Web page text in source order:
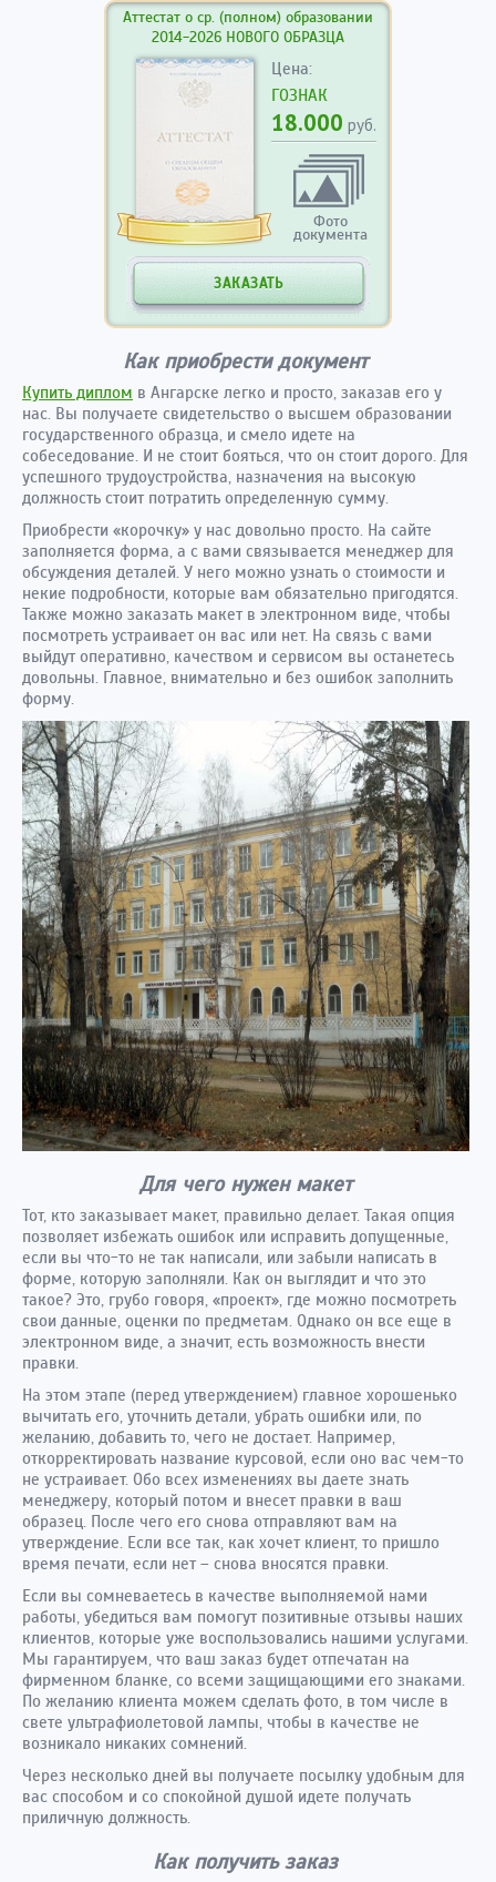
Аттестат о ср. (полном) образовании
2014-2026 НОВОГО ОБРАЗЦА
Цена:
ГОЗНАК
18.000 руб.
Фото
документа
ЗАКАЗАТЬ
Как приобрести документ
Купить диплом в Ангарске легко и просто, заказав его у
нас. Вы получаете свидетельство о высшем образовании
государственного образца, и смело идете на
собеседование. И не стоит бояться, что он стоит дорого. Для
успешного трудоустройства, назначения на высокую
должность стоит потратить определенную сумму.
Приобрести «корочку» у нас довольно просто. На сайте
заполняется форма, а с вами связывается менеджер для
обсуждения деталей. У него можно узнать о стоимости и
некие подробности, которые вам обязательно пригодятся.
Также можно заказать макет в электронном виде, чтобы
посмотреть устраивает он вас или нет. На связь с вами
выйдут оперативно, качеством и сервисом вы останетесь
довольны. Главное, внимательно и без ошибок заполнить
форму.
Для чего нужен макет
Тот, кто заказывает макет, правильно делает. Такая опция
позволяет избежать ошибок или исправить допущенные,
если вы что-то не так написали, или забыли написать в
форме, которую заполняли. Как он выглядит и что это
такое? Это, грубо говоря, «проект», где можно посмотреть
свои данные, оценки по предметам. Однако он все еще в
электронном виде, а значит, есть возможность внести
правки.
На этом этапе (перед утверждением) главное хорошенько
вычитать его, уточнить детали, убрать ошибки или, по
желанию, добавить то, чего не достает. Например,
откорректировать название курсовой, если оно вас чем-то
не устраивает. Обо всех изменениях вы даете знать
менеджеру, который потом и внесет правки в ваш
образец. После чего его снова отправляют вам на
утверждение. Если все так, как хочет клиент, то пришло
время печати, если нет – снова вносятся правки.
Если вы сомневаетесь в качестве выполняемой нами
работы, убедиться вам помогут позитивные отзывы наших
клиентов, которые уже воспользовались нашими услугами.
Мы гарантируем, что ваш заказ будет отпечатан на
фирменном бланке, со всеми защищающими его знаками.
По желанию клиента можем сделать фото, в том числе в
свете ультрафиолетовой лампы, чтобы в качестве не
возникало никаких сомнений.
Через несколько дней вы получаете посылку удобным для
вас способом и со спокойной душой идете получать
приличную должность.
Как получить заказ